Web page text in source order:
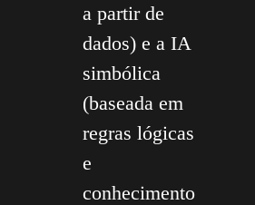
a partir de
dados) e a IA
simbólica
(baseada em
regras lógicas
e
conhecimento